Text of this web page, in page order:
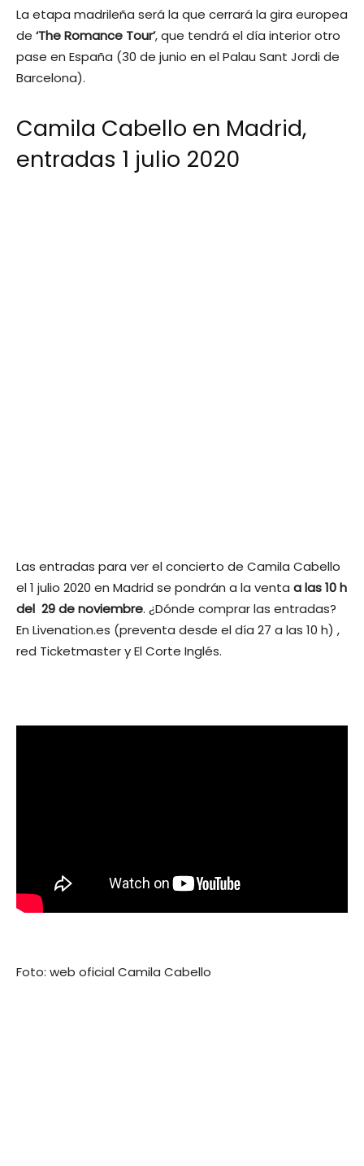
La etapa madrileña será la que cerrará la gira europea
de ‘The Romance Tour’, que tendrá el día interior otro
pase en España (30 de junio en el Palau Sant Jordi de
Barcelona).
Camila Cabello en Madrid,
entradas 1 julio 2020
Las entradas para ver el concierto de Camila Cabello
el 1 julio 2020 en Madrid se pondrán a la venta a las 10 h
del 29 de noviembre. ¿Dónde comprar las entradas?
En Livenation.es (preventa desde el día 27 a las 10 h) ,
red Ticketmaster y El Corte Inglés.
Foto: web oficial Camila Cabello